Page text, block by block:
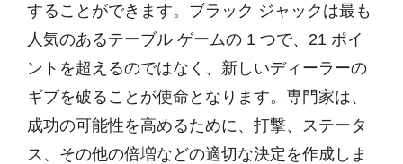
することができます。ブラック ジャックは最も
人気のあるテーブル ゲームの 1 つで、21 ポイ
ントを超えるのではなく、新しいディーラーの
ギブを破ることが使命となります。専門家は、
成功の可能性を高めるために、打撃、ステータ
ス、その他の倍増などの適切な決定を作成しま